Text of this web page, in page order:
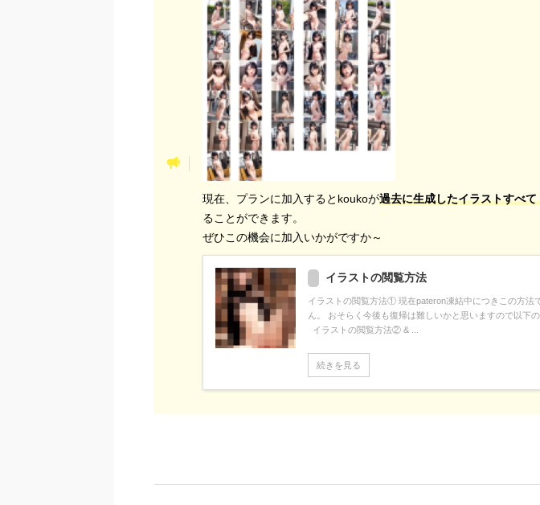
現在、プランに加入するとkoukoが過去に生成したイラストすべ
ることができます。
ぜひこの機会に加入いかがですか～
イラストの閲覧方法
イラストの閲覧方法① 現在pateron凍結中につきこの方法
ん。 おそらく今後も復帰は難しいかと思いますので以下
イラストの閲覧方法② & ...
続きを見る